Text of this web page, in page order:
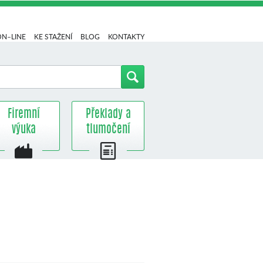
KE STAŽENÍ BLOG KONTAKTY
Firemní
výuka
Překlady a
tlumočení